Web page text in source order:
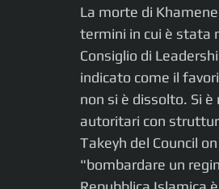
La morte di
termini in cui è stata
Consiglio di
indicato come il
non si è dissolto. Si
autoritari con
Takeyh del Council
"bombardare un